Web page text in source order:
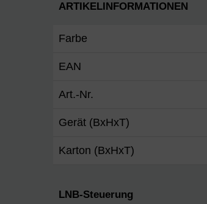
ARTIKELINFORMATIONEN
Farbe
EAN
Art.-Nr.
Gerät (BxHxT)
Karton (BxHxT)
LNB-Steuerung